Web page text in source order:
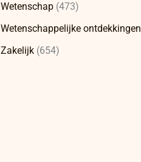
Wetenschap (473)
Wetenschappelijke ontdekkingen
Zakelijk (654)